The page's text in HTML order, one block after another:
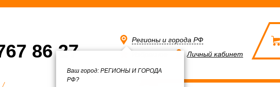
86 27
Регионы и города РФ
Ваш город: РЕГИОНЫ И ГОРОДА
РФ?
Личный кабинет